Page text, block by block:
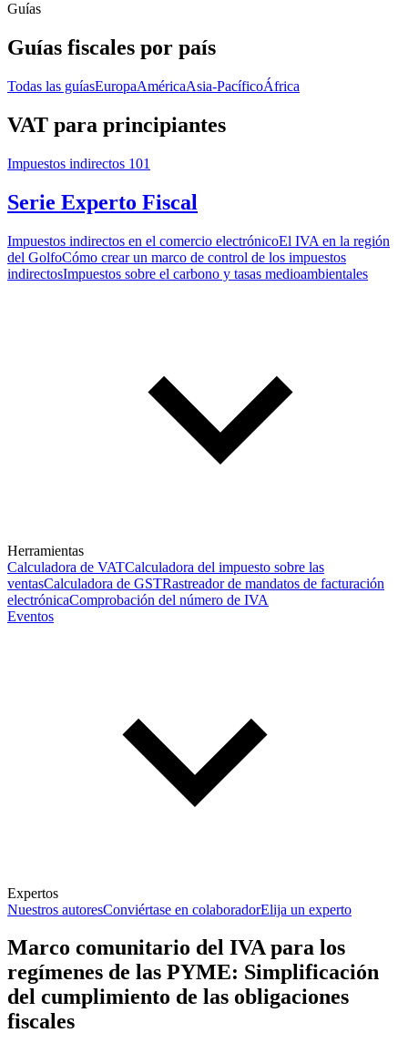
Guías
Guías fiscales por país
Todas las guíasEuropaAméricaAsia-PacíficoÁfrica
VAT para principiantes
Impuestos indirectos 101
Serie Experto Fiscal
Impuestos indirectos en el comercio electrónicoEl IVA en la región
del GolfoCómo crear un marco de control de los impuestos
indirectosImpuestos sobre el carbono y tasas medioambientales
Herramientas
Calculadora de VATCalculadora del impuesto sobre las
ventasCalculadora de GSTRastreador de mandatos de facturación
electrónicaComprobación del número de IVA
Eventos
Expertos
Nuestros autoresConviértase en colaboradorElija un experto
Marco comunitario del IVA para los
regímenes de las PYME: Simplificación
del cumplimiento de las obligaciones
fiscales